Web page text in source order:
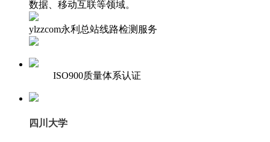
数据、移动互联等领域。
ylzzcom永利总站线路检测服务
ISO900质量体系认证
四川大学